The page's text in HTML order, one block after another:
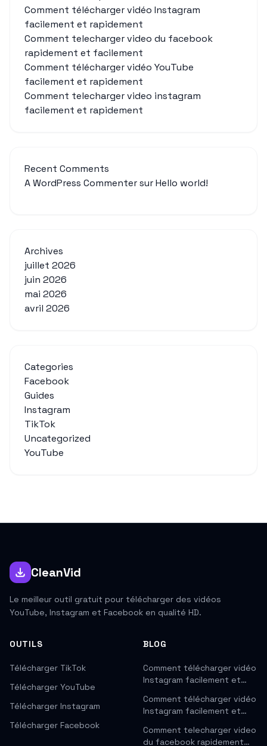
Comment télécharger vidéo Instagram
facilement et rapidement
Comment telecharger video du facebook
rapidement et facilement
Comment télécharger vidéo YouTube
facilement et rapidement
Comment telecharger video instagram
facilement et rapidement
Recent Comments
A WordPress CommentersurHello world!
Archives
juillet 2026
juin 2026
mai 2026
avril 2026
Categories
Facebook
Guides
Instagram
TikTok
Uncategorized
YouTube
CleanVid
Le meilleur outil gratuit pour télécharger des vidéos
YouTube, Instagram et Facebook en qualité HD.
OUTILS
Télécharger TikTok
Télécharger YouTube
Télécharger Instagram
Télécharger Facebook
BLOG
Comment télécharger vidéo
Instagram facilement et…
Comment télécharger vidéo
Instagram facilement et…
Comment telecharger video
du facebook rapidement…